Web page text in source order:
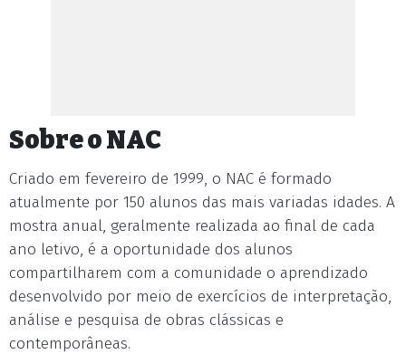
Sobre o NAC
Criado em fevereiro de 1999, o NAC é formado
atualmente por 150 alunos das mais variadas idades. A
mostra anual, geralmente realizada ao final de cada
ano letivo, é a oportunidade dos alunos
compartilharem com a comunidade o aprendizado
desenvolvido por meio de exercícios de interpretação,
análise e pesquisa de obras clássicas e
contemporâneas.